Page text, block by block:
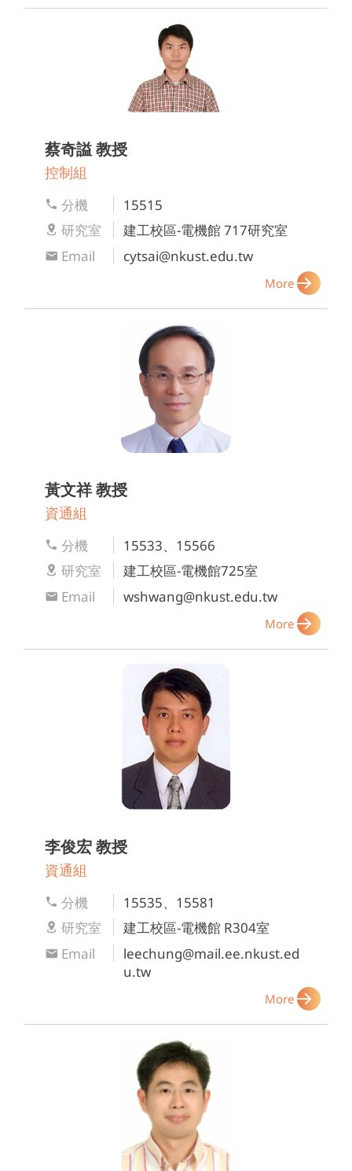
蔡奇謚教授
控制組
分機
15515
研究室
建工校區-電機館 717研究室
Email
cytsai@nkust.edu.tw
More
黃文祥教授
資通組
分機
15533、15566
研究室
建工校區-電機館725室
Email
wshwang@nkust.edu.tw
More
李俊宏教授
資通組
分機
15535、15581
研究室
建工校區-電機館 R304室
Email
leechung@mail.ee.nkust.ed
u.tw
More